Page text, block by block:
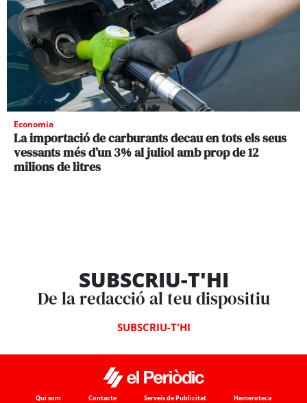
Economia
La importació de carburants decau en tots els seus
vessants més d’un 3% al juliol amb prop de 12
milions de litres
SUBSCRIU-T'HI
De la redacció al teu dispositiu
SUBSCRIU-T'HI
Qui som Contacte Serveis de Publicitat Hemeroteca